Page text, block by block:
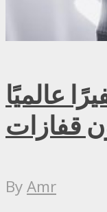
عالميًا
قفازات
ByAmr